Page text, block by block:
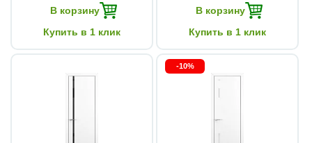
В корзину
Купить в 1 клик
В корзину
Купить в 1 клик
-10%